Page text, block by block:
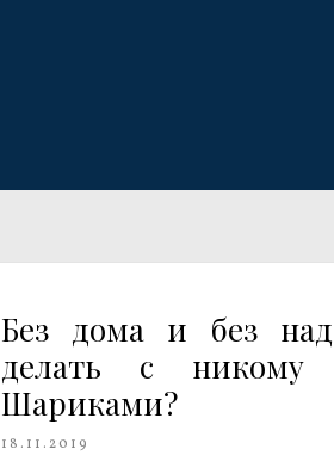
Без дома и без
делать с
Шариками?
18.11.2019